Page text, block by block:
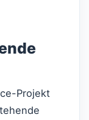
Projekt